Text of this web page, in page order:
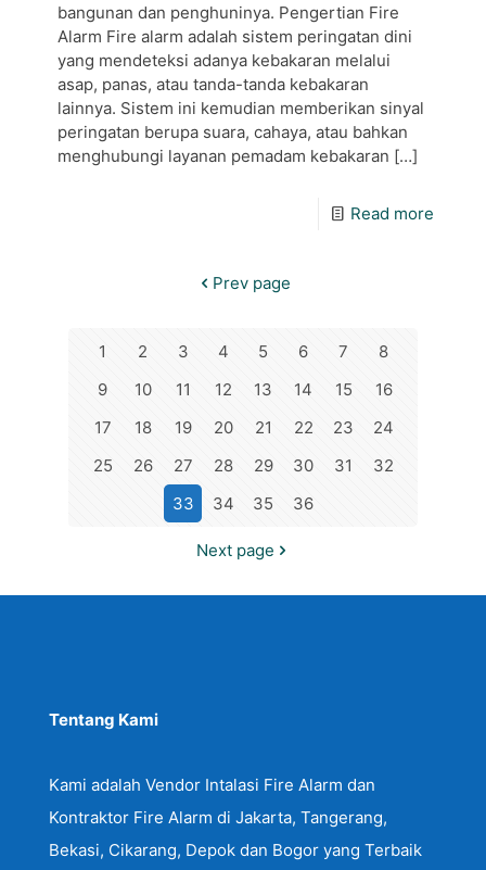
bangunan dan penghuninya. Pengertian Fire
Alarm Fire alarm adalah sistem peringatan dini
yang mendeteksi adanya kebakaran melalui
asap, panas, atau tanda-tanda kebakaran
lainnya. Sistem ini kemudian memberikan sinyal
peringatan berupa suara, cahaya, atau bahkan
menghubungi layanan pemadam kebakaran […]
Read more
Prev page
1 2 3 4 5 6 7
8
9
10 11 12 13 14 15
16
17
18 19 20 21 22 23
24
25
26 27 28 29 30 31
32
33
34 35 36
Next page
Tentang Kami
Kami adalah Vendor Intalasi Fire Alarm dan
Kontraktor Fire Alarm di Jakarta, Tangerang,
Bekasi, Cikarang, Depok dan Bogor yang Terbaik